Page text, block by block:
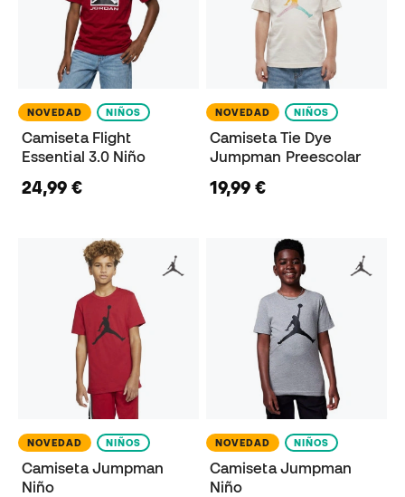
NOVEDAD NIÑOS
Camiseta Flight
Essential 3.0 Niño
24,99 €
NOVEDAD NIÑOS
Camiseta Tie Dye
Jumpman Preescolar
19,99 €
NOVEDAD NIÑOS
Camiseta Jumpman
Niño
NOVEDAD NIÑOS
Camiseta Jumpman
Niño